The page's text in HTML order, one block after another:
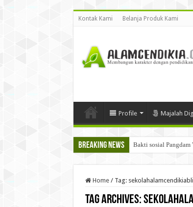
Kontak Kami Belanja Produk Kami
Profile Majalah
Breaking News Bakti sosial
Home / Tag:
Tag Archives: